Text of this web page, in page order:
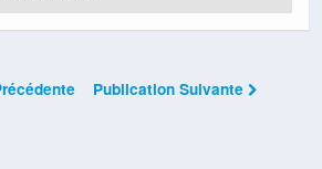
Publication Suivante